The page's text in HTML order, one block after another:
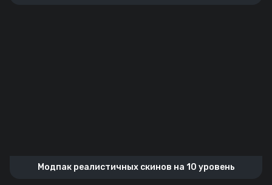
Модпак реалистичных скинов на 10 уровень